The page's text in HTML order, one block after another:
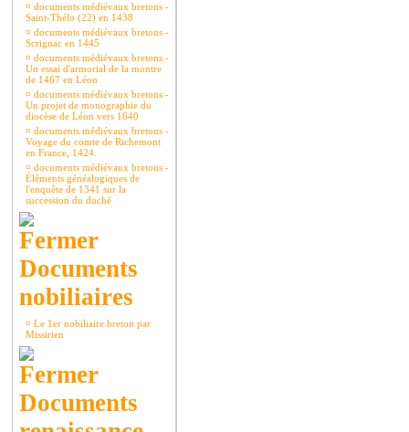
¤ documents médiévaux bretons -
Saint-Thélo (22) en 1438
¤ documents médiévaux bretons -
Scrignac en 1445
¤ documents médiévaux bretons -
Un essai d'armorial de la montre
de 1467 en Léon
¤ documents médiévaux bretons -
Un projet de monographie du
diocèse de Léon vers 1640
¤ documents médiévaux bretons -
Voyage du comte de Richemont
en France, 1424.
¤ documents médiévaux bretons -
Éléments généalogiques de
l'enquête de 1341 sur la
succession du duché
Documents
nobiliaires
¤ Le 1er nobiliaire breton par
Missirien
Documents